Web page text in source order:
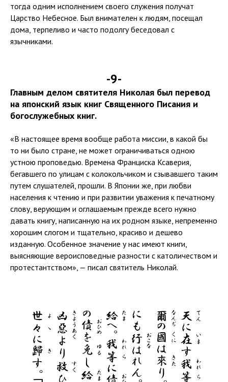
тогда одним исполнением своего служения получат
Царство Небесное. Был внимателен к людям, посещал
дома, терпеливо и часто подолгу беседовал с
язычниками.
-9-
Главным делом святителя Николая был перевод
на японский язык книг Священного Писания и
богослужебных книг.
«В настоящее время вообще работа миссии, в какой бы
то ни было стране, не может ограничиваться одною
устною проповедью. Времена Франциска Ксаверия,
бегавшего по улицам с колокольчиком и сзывавшего таким
путем слушателей, прошли. В Японии же, при любви
населения к чтению и при развитии уважения к печатному
слову, верующим и оглашаемым прежде всего нужно
давать книгу, написанную на их родном языке, непременно
хорошим слогом и тщательно, красиво и дешево
изданную. Особенное значение у нас имеют книги,
выясняющие вероисповедные разности с католичеством и
протестантством», — писал святитель Николай.